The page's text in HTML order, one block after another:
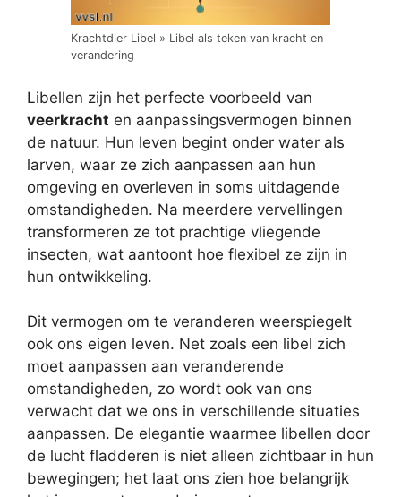
Krachtdier Libel » Libel als teken van kracht en
verandering
Libellen zijn het perfecte voorbeeld van
veerkracht en aanpassingsvermogen binnen
de natuur. Hun leven begint onder water als
larven, waar ze zich aanpassen aan hun
omgeving en overleven in soms uitdagende
omstandigheden. Na meerdere vervellingen
transformeren ze tot prachtige vliegende
insecten, wat aantoont hoe flexibel ze zijn in
hun ontwikkeling.
Dit vermogen om te veranderen weerspiegelt
ook ons eigen leven. Net zoals een libel zich
moet aanpassen aan veranderende
omstandigheden, zo wordt ook van ons
verwacht dat we ons in verschillende situaties
aanpassen. De elegantie waarmee libellen door
de lucht fladderen is niet alleen zichtbaar in hun
bewegingen; het laat ons zien hoe belangrijk